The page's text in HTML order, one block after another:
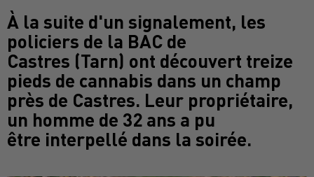
À la suite d'un signalement, les
policiers de la BAC de
Castres (Tarn) ont découvert treize
pieds de cannabis dans un champ
près de Castres. Leur propriétaire,
un homme de 32 ans a pu
être interpellé dans la soirée.